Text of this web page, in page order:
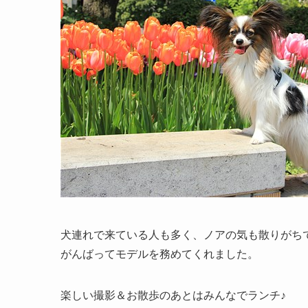
犬連れで来ている人も多く、ノアの気も散りがち
がんばってモデルを務めてくれました。
楽しい撮影＆お散歩のあとはみんなでランチ♪